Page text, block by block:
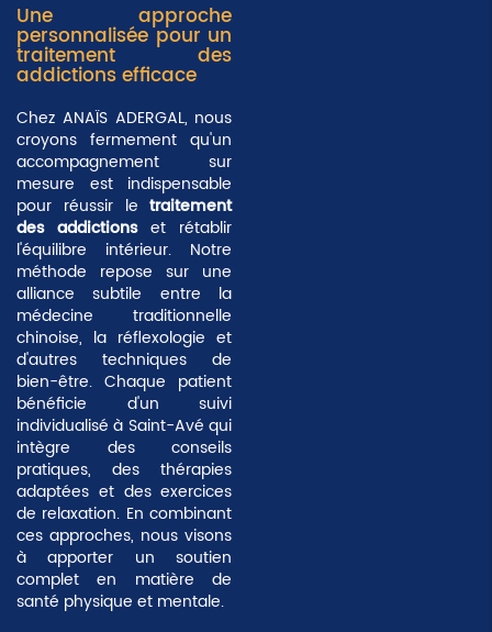
Une approche
personnalisée pour un
traitement des
addictions efficace
Chez ANAÏS ADERGAL, nous
croyons fermement qu'un
accompagnement sur
mesure est indispensable
pour réussir letraitement
des addictionset rétablir
l'équilibre intérieur. Notre
méthode repose sur une
alliance subtile entre la
médecine traditionnelle
chinoise, la réflexologie et
d'autres techniques de
bien-être. Chaque patient
bénéficie d'un suivi
individualisé à Saint-Avé qui
intègre des conseils
pratiques, des thérapies
adaptées et des exercices
de relaxation. En combinant
ces approches, nous visons
à apporter un soutien
complet en matière de
santé physique et mentale.